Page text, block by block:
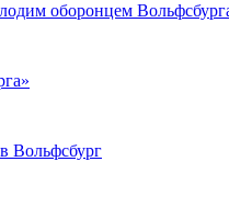
оборонцем
Вольфсбург